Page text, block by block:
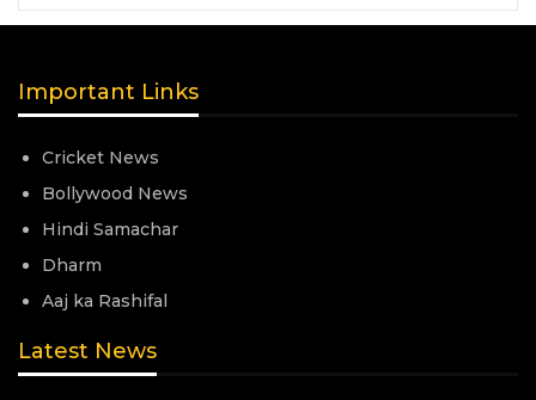
Important Links
Cricket News
Bollywood News
Hindi Samachar
Dharm
Aaj ka Rashifal
Latest News